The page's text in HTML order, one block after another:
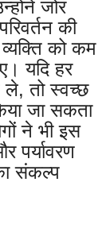
जोर
की
को कम
यदि हर
ले, तो स्वच्छ
जा सकता
ने भी इस
पर्यावरण
संकल्प